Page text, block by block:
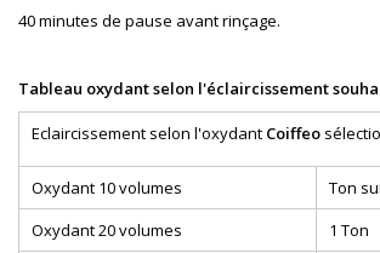
40 minutes de pause avant rinçage.
Tableau oxydant selon l'éclaircissement
Eclaircissement selon l'oxydant Coiffeo
Oxydant 10 volumes
Ton
Oxydant 20 volumes
1 Ton